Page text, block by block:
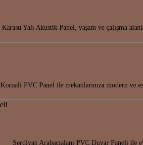
Karasu Yalı Akustik Panel, yaşam ve çalışma
Kocaali PVC Panel ile mekanlarınıza modern ve
Serdivan Arabacıalanı PVC Duvar Paneli